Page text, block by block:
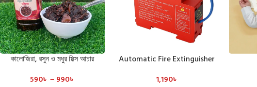
SELECT OPTIONS
কালোজিরা, রসুন ও মধুর মিক্স আচার
590৳ – 990৳
ADD TO CART
Automatic Fire Extinguisher
1,190৳